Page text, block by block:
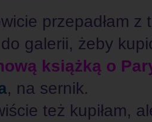
przepadłam z
do galerii, żeby
książką o
, na sernik.
też kupiłam,